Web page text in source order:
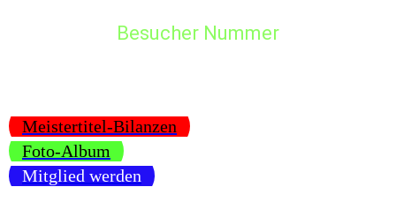
Besucher Nummer
Meistertitel-Bilanzen
Foto-Album
Mitglied werden